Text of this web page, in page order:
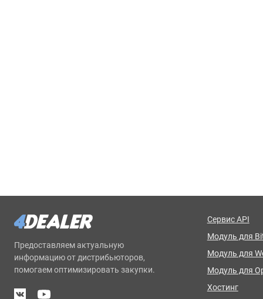
Предоставляем актуальную
информацию от дистрибьюторов,
помогаем оптимизировать закупки.
Сервис API
Модуль для
Модуль для
Модуль для
Хостинг